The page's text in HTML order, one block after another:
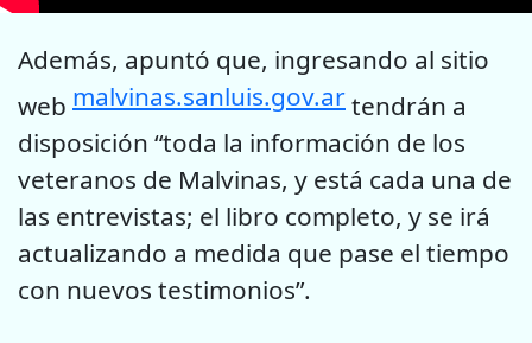
Además, apuntó que, ingresando al sitio
web malvinas.sanluis.gov.artendrán a
disposición “toda la información de los
veteranos de Malvinas, y está cada una de
las entrevistas; el libro completo, y se irá
actualizando a medida que pase el tiempo
con nuevos testimonios”.